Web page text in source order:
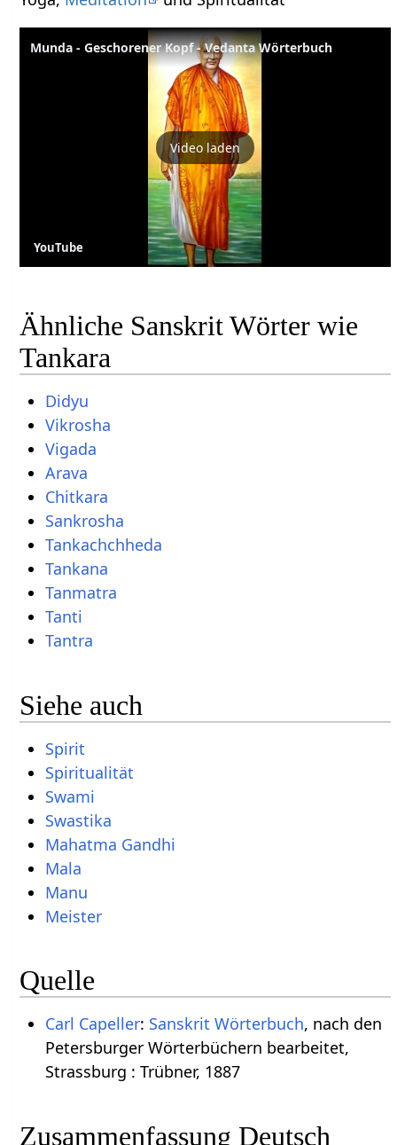
Munda - Geschorener Kopf - Vedanta Wörterbuch
Video laden
YouTube
Ähnliche Sanskrit Wörter wie
Tankara
Didyu
Vikrosha
Vigada
Arava
Chitkara
Sankrosha
Tankachchheda
Tankana
Tanmatra
Tanti
Tantra
Siehe auch
Spirit
Spiritualität
Swami
Swastika
Mahatma Gandhi
Mala
Manu
Meister
Quelle
Carl Capeller: Sanskrit Wörterbuch, nach den
Petersburger Wörterbüchern bearbeitet,
Strassburg : Trübner, 1887
Zusammenfassung Deutsch